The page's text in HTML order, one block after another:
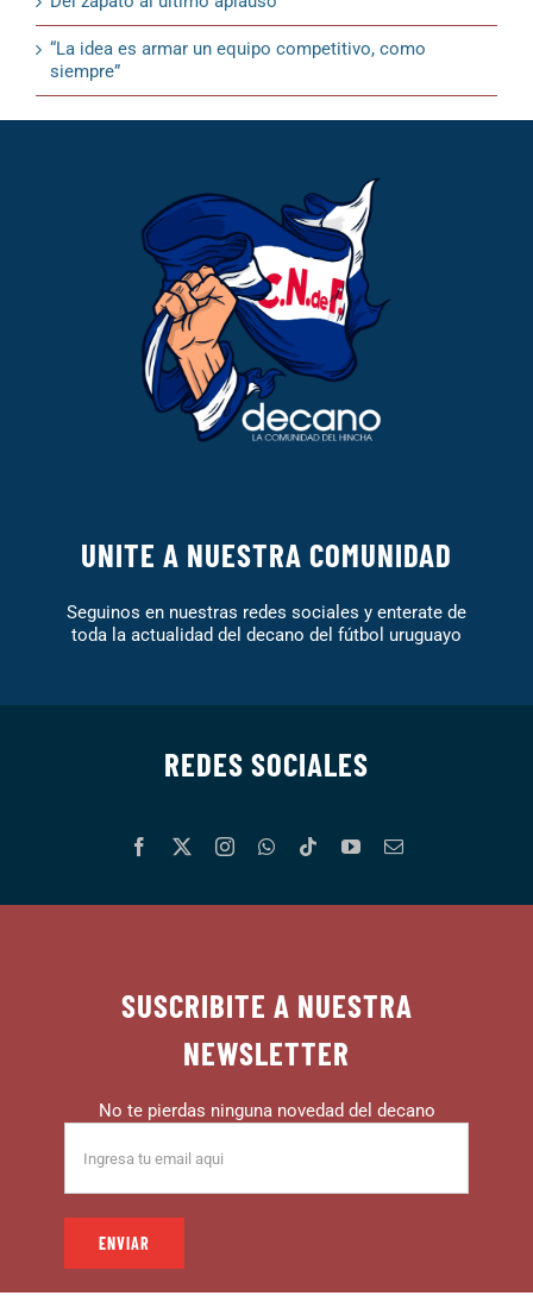
“La idea es armar un equipo competitivo, como
siempre”
UNITE A NUESTRA COMUNIDAD
Seguinos en nuestras redes sociales y enterate de
toda la actualidad del decano del fútbol uruguayo
REDES SOCIALES
SUSCRIBITE A NUESTRA
NEWSLETTER
No te pierdas ninguna novedad del decano